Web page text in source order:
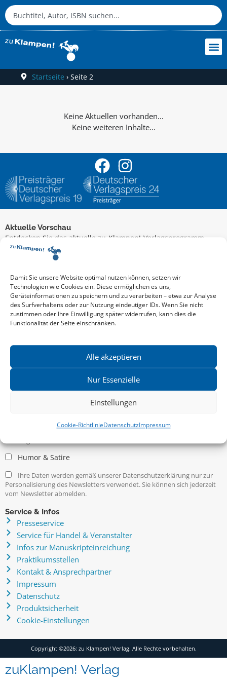
Damit Sie unsere Website optimal nutzen können, setzen wir
Technologien wie Cookies ein. Diese ermöglichen es uns,
Geräteinformationen zu speichern und zu verarbeiten – etwa zur Analyse
des Surfverhaltens oder zur Nutzung eindeutiger IDs. Wenn Sie nicht
zustimmen oder Ihre Einwilligung später widerrufen, kann dies die
Funktionalität der Seite einschränken.
Alle akzeptieren
Nur Essenzielle
Einstellungen
Cookie-RichtlinieDatenschutzImpressum
Startseite › Seite 2
Keine weiteren Inhalte...
Aktuelle Vorschau
Entdecken Sie das aktuelle zu-Klampen!-Verlagsprogramm.
Hier finden Sie die Verlagsvorschau – einfach direkt online
reinlesen oder herunterladen.
Mehr aktuelle Vorschauen ansehen
Newsletter
News zu aktuellen Neuheiten und Nachrichten im zu Klampen!
Verlag – jederzeit wieder abbestellbar.
Kritische Theorie / Philosophie
Belletristik & Biografien
Humor & Satire
Ihre Daten werden gemäß unserer Datenschutzerklärung nur zur
Personalisierung des Newsletters verwendet. Sie können sich jederzeit
vom Newsletter abmelden.
Service & Infos
Presseservice
Service für Handel & Veranstalter
Infos zur Manuskripteinreichung
Praktikumsstellen
Kontakt & Ansprechpartner
Impressum
Datenschutz
Produktsicherheit
Cookie-Einstellungen
Copyright ©2026: zu Klampen! Verlag. Alle Rechte vorbehalten.
zuKlampen! Verlag